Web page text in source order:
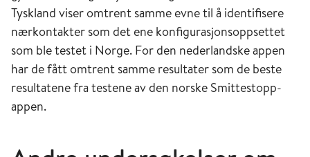
Tyskland viser omtrent samme evne til å identifisere
nærkontakter som det ene konfigurasjonsoppsettet
som ble testet i Norge. For den nederlandske appen
har de fått omtrent samme resultater som de beste
resultatene fra testene av den norske Smittestopp-
appen.